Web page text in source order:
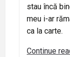
stau încă
meu i-ar
ca la carte.
Continue